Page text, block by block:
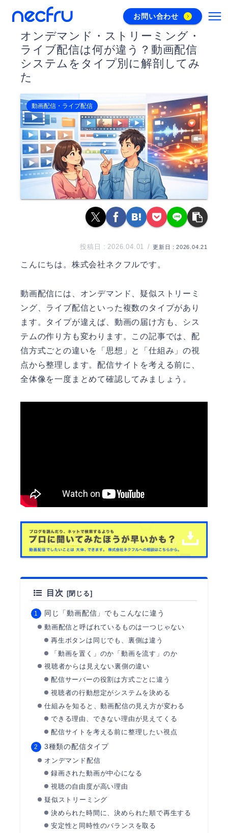
お問い合わせ
オンデマンド・ストリーミング・
ライブ配信は何が違う？動画配信
システムをタイプ別に解剖してみ
た
動画配信・ライブ配信
2026.04.01 2026.04.21
こんにちは。 株式会社ネクフルです。
動画配信には、オンデマンド、疑似ストリーミ
ング、ライブ配信といった複数のタイプがあり
ます。タイプが違えば、動画の届け方も、シス
テムの作り方も変わります。この記事では、配
信方式ごとの違いを「思想」と「仕組み」の視
点から整理します。配信サイトを考える前に、
全体像を一度まとめて確認してみましょう。
目次
同じ「動画配信」でもこんなに違う
動画配信と呼ばれているものは一つじゃない
再生ボタンは同じでも、裏側は違う
「動画を置く」のか「動画を流す」のか
視聴者からは見えない裏側の違い
配信サーバーの役割は方式ごとに違う
視聴者の行動想定がシステムを決める
仕組みを知ると、動画配信の見え方が変わる
できる理由、できない理由が見えてくる
配信サイトを考える前に整理したい視点
3種類の配信タイプ
オンデマンド配信
録画された動画が中心になる
視聴の自由度が高い理由
疑似ストリーミング
決められた時間に、決められた順で再生する
安定性と同時性のバランスを取る